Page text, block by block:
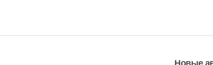
Новые